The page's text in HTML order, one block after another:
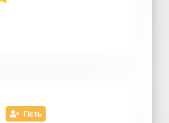
Гість